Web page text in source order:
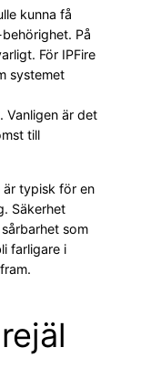
kunna få
På
För IPFire
systemet
Vanligen är det
till
är typisk för en
Säkerhet
som
farligare i